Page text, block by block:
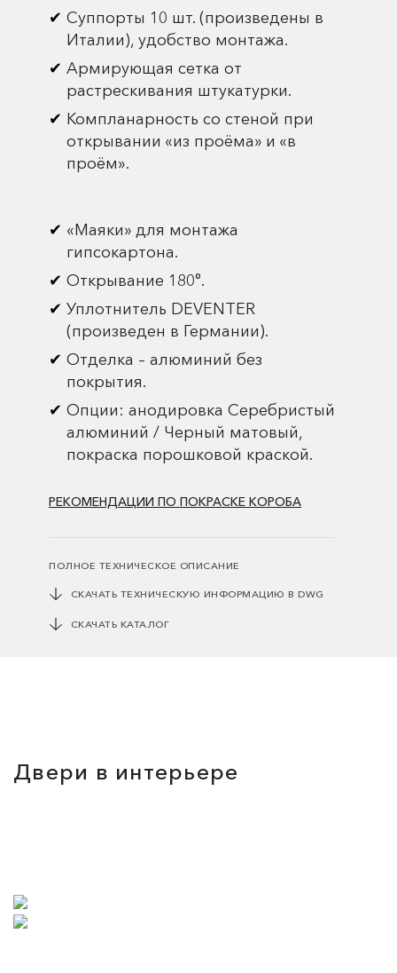
Суппорты 10 шт. (произведены в
Италии), удобство монтажа.
Армирующая сетка от
растрескивания штукатурки.
Компланарность со стеной при
открывании «из проёма» и «в
проём».
«Маяки» для монтажа
гипсокартона.
Открывание 180°.
Уплотнитель DEVENTER
(произведен в Германии).
Отделка – алюминий без
покрытия.
Опции: анодировка Серебристый
алюминий / Черный матовый,
покраска порошковой краской.
РЕКОМЕНДАЦИИ ПО ПОКРАСКЕ КОРОБА
ПОЛНОЕ ТЕХНИЧЕСКОЕ ОПИСАНИЕ
СКАЧАТЬ ТЕХНИЧЕСКУЮ ИНФОРМАЦИЮ В DWG
СКАЧАТЬ КАТАЛОГ
Двери в интерьере